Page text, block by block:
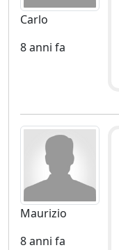
Carlo
8 anni fa
Maurizio
8 anni fa